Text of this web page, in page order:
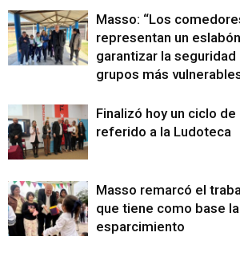
Masso: “Los
representan un
garantizar la
grupos más
Finalizó hoy un ciclo
referido a la Ludoteca
Masso remarcó el
que tiene como base
esparcimiento